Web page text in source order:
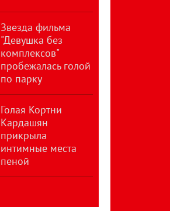
Звезда фильма
"Девушка без
комплексов"
пробежалась голой
по парку
Голая Кортни
Кардашян
прикрыла
интимные места
пеной